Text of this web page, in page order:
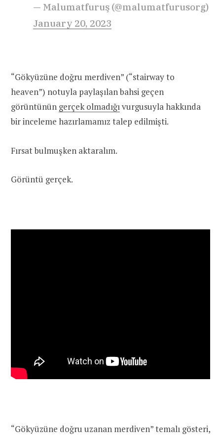
— Malumatfuruş (@malumatfurusorg)
January 20, 2023
“Gökyüzüne doğru merdiven” (“stairway to
heaven”) notuyla paylaşılan bahsi geçen
görüntünün gerçek olmadığıvurgusuyla hakkında
bir inceleme hazırlamamız talep edilmişti.
Fırsat bulmuşken aktaralım.
Görüntü gerçek.
“Gökyüzüne doğru uzanan merdiven” temalı gösteri,